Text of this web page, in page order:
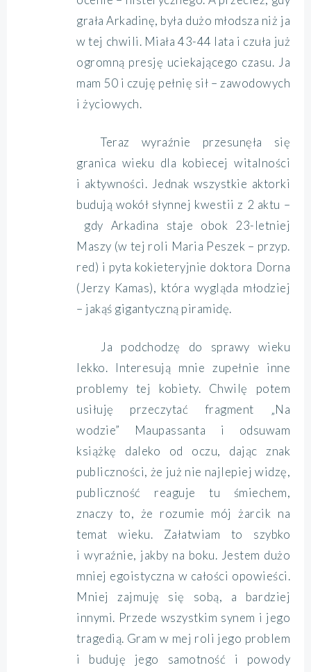
grała Arkadinę, była dużo młodsza niż ja
w tej chwili. Miała 43-44 lata i czuła już
ogromną presję uciekającego czasu. Ja
mam 50 i czuję pełnię sił – zawodowych
i życiowych.
Teraz wyraźnie przesunęła się
granica wieku dla kobiecej witalności
i aktywności. Jednak wszystkie aktorki
budują wokół słynnej kwestii z 2 aktu –
gdy Arkadina staje obok 23-letniej
Maszy (w tej roli Maria Peszek – przyp.
red) i pyta kokieteryjnie doktora Dorna
(Jerzy Kamas), która wygląda młodziej
– jakąś gigantyczną piramidę.
Ja podchodzę do sprawy wieku
lekko. Interesują mnie zupełnie inne
problemy tej kobiety. Chwilę potem
usiłuję przeczytać fragment „Na
wodzie” Maupassanta i odsuwam
książkę daleko od oczu, dając znak
publiczności, że już nie najlepiej widzę,
publiczność reaguje tu śmiechem,
znaczy to, że rozumie mój żarcik na
temat wieku. Załatwiam to szybko
i wyraźnie, jakby na boku. Jestem dużo
mniej egoistyczna w całości opowieści.
Mniej zajmuję się sobą, a bardziej
innymi. Przede wszystkim synem i jego
tragedią. Gram w mej roli jego problem
i buduję jego samotność i powody